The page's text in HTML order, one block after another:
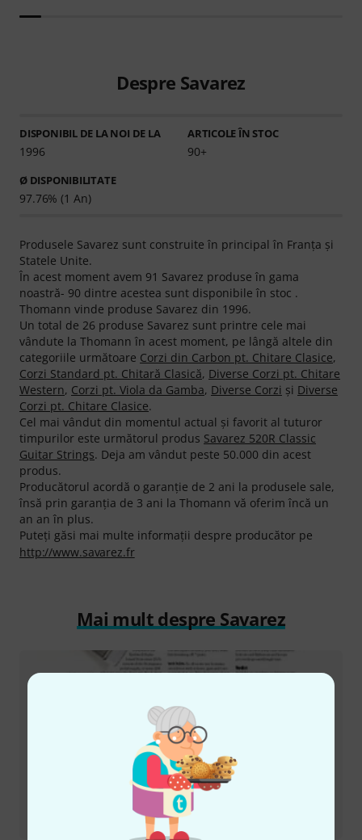
Despre Savarez
DISPONIBIL DE LA NOI DE LA
1996
ARTICOLE ÎN STOC
90+
Ø DISPONIBILITATE
97.76% (1 An)
Produsele Savarez sunt construite în principal în Franța şi
Statele Unite.
În acest moment avem 91 Savarez produse în gama
noastră- 90 dintre acestea sunt disponibile în stoc .
Thomann vinde produse Savarez din 1996.
Un total de 26 produse Savarez sunt printre cele mai
vândute la Thomann în acest moment, pe lângă altele din
categoriile următoare Corzi din Carbon pt. Chitare Clasice,
Corzi Standard pt. Chitară Clasică, Diverse Corzi pt. Chitare
Western, Corzi pt. Viola da Gamba, Diverse Corzi şi Diverse
Corzi pt. Chitare Clasice.
Cel mai vândut din momentul actual şi favorit al tuturor
timpurilor este următorul produs Savarez 520R Classic
Guitar Strings. Deja am vândut peste 50.000 din acest
produs.
Producătorul acordă o garanţie de 2 ani la produsele sale,
însă prin garanţia de 3 ani la Thomann vă oferim încă un
an an în plus.
Puteți găsi mai multe informații despre producător pe
http://www.savarez.fr
Mai mult despre Savarez